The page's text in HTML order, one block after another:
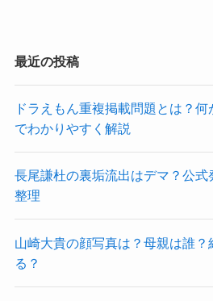
最近の投稿
ドラえもん重複掲載問題とは？
でわかりやすく解説
長尾謙杜の裏垢流出はデマ？公式
整理
山崎大貴の顔写真は？母親は誰？
る？